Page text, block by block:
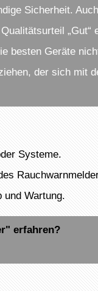
Sicherheit.
besten Geräte
der sich mit
Systeme.
und Wartung.
erfahren?